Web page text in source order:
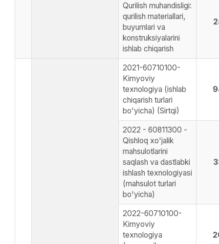
Qurilish muhandisligi:
qurilish materiallari,
buyumlari va
konstruksiyalarini
ishlab chiqarish
2021-60710100-
Kimyoviy
texnologiya (ishlab
chiqarish turlari
bo'yicha) (Sirtqi)
2022 - 60811300 -
Qishloq xo'jalik
mahsulotlarini
saqlash va dastlabki
ishlash texnologiyasi
(mahsulot turlari
bo'yicha)
2022-60710100-
Kimyoviy
texnologiya